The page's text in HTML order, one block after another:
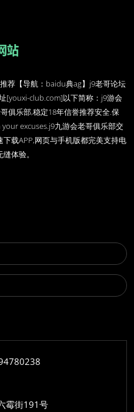
荐【导航：baidu典ag】j9老哥论坛
[youxi-club.com]以下简称：j9游会
俱乐部,稳定18年信誉推荐安全.保
excuses.j9九游会老哥俱乐部交
载APP,网页与手机版都完美支持电
体验。
霉街191号